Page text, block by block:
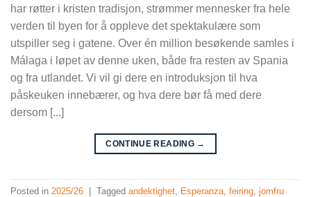
har røtter i kristen tradisjon, strømmer mennesker fra hele
verden til byen for å oppleve det spektakulære som
utspiller seg i gatene. Over én million besøkende samles i
Málaga i løpet av denne uken, både fra resten av Spania
og fra utlandet. Vi vil gi dere en introduksjon til hva
påskeuken innebærer, og hva dere bør få med dere
dersom [...]
CONTINUE READING →
Posted in 2025/26 | Tagged andektighet Esperanza feiring jomfru